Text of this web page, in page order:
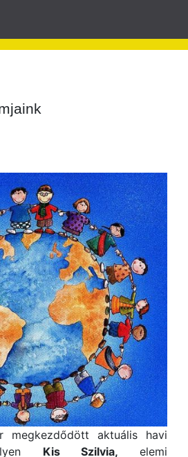
megkezdődött aktuális havi
Kis Szilvia, elemi